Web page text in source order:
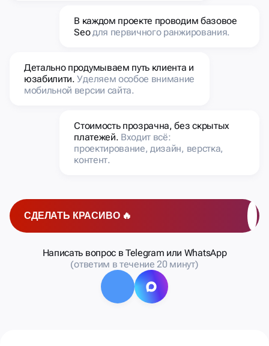
В каждом проекте проводим базовое
Seoдля первичного ранжирования.
Детально продумываем путь клиента и
юзабилити.Уделяем особое внимание
мобильной версии сайта.
Стоимость прозрачна, без скрытых
платежей. Входит всё:
проектирование, дизайн, верстка,
контент.
СДЕЛАТЬ КРАСИВО 🔥
Написать вопрос в Telegram или WhatsApp
(ответим в течение 20 минут)